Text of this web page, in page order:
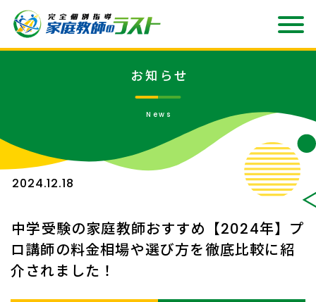
お知らせ
News
2024.12.18
中学受験の家庭教師おすすめ【2024年】プ
ロ講師の料金相場や選び方を徹底比較に紹
介されました！